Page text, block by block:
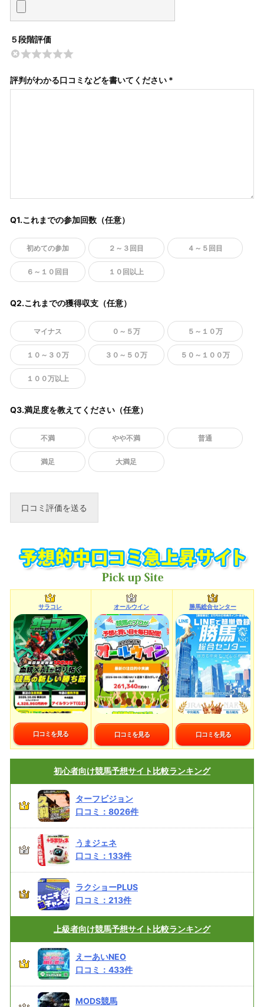
５段階評価
評判がわかる口コミなどを書いてください *
Q1.これまでの参加回数（任意）
初めての参加 ２～３回目 ４～５回目
６～１０回目 １０回以上
Q2.これまでの獲得収支（任意）
マイナス ０～５万 ５～１０万
１０～３０万 ３０～５０万 ５０～１００万
１００万以上
Q3.満足度を教えてください（任意）
不満 やや不満 普通
満足 大満足
サラコレ
口コミを見る
オールウイン
口コミを見る
勝馬総合センター
口コミを見る
初心者向け競馬予想サイト比較ランキング
ターフビジョン
口コミ： 8026件
うまジェネ
口コミ： 133件
ラクショーPLUS
口コミ： 213件
上級者向け競馬予想サイト比較ランキング
えーあいNEO
口コミ： 433件
MODS競馬